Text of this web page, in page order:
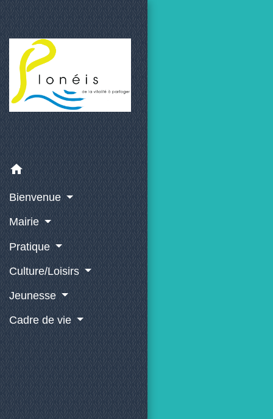
home
Bienvenue
Mairie
Pratique
Culture/Loisirs
Jeunesse
Cadre de vie